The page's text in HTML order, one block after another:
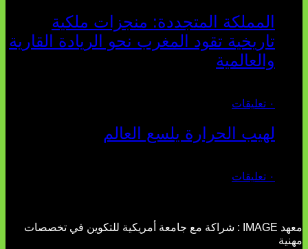
المملكة المتجددة: منجزات ملكية
تاريخية تقود المغرب نحو الريادة القارية
والعالمية
٠ تعليقات
لهيب الحرارة يلسع العالم
٠ تعليقات
معهد IMAGE : شراكة مع جامعة أمريكية للتكوين في تخصصات
مهنية